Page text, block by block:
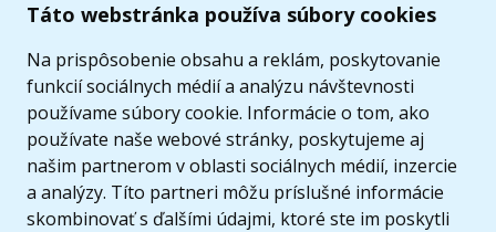
Táto webstránka používa súbory cookies
Na prispôsobenie obsahu a reklám, poskytovanie
funkcií sociálnych médií a analýzu návštevnosti
používame súbory cookie. Informácie o tom, ako
používate naše webové stránky, poskytujeme aj
našim partnerom v oblasti sociálnych médií, inzercie
a analýzy. Títo partneri môžu príslušné informácie
skombinovať s ďalšími údajmi, ktoré ste im poskytli